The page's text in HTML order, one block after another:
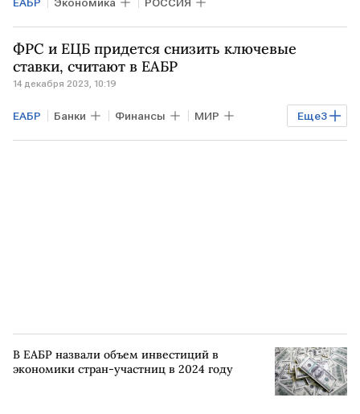
ФРС и ЕЦБ придется снизить ключевые
ставки, считают в ЕАБР
14 декабря 2023, 10:19
Еще3
ЕАБР Банки Финансы МИР
ставки ФРС США ЕЦБ
В ЕАБР назвали объем инвестиций в
экономики стран-участниц в 2024 году